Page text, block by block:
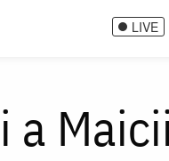
LIVE